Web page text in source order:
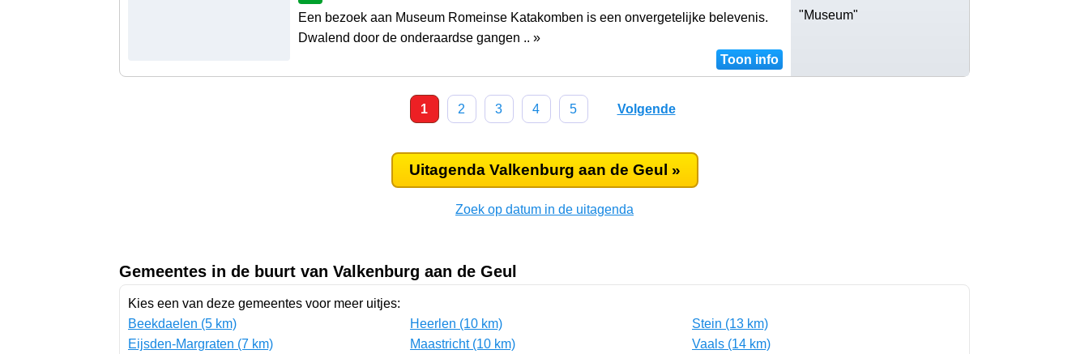
Een bezoek aan Museum Romeinse Katakomben is een onvergetelijke belevenis.
Dwalend door de onderaardse gangen .. »
Toon info
"Museum"
1 2 3 4 5 Volgende
Uitagenda Valkenburg aan de Geul »
Zoek op datum in de uitagenda
Gemeentes in de buurt van Valkenburg aan de Geul
Kies een van deze gemeentes voor meer uitjes:
Beekdaelen (5 km)
Eijsden-Margraten (7 km)
Heerlen (10 km)
Maastricht (10 km)
Stein (13 km)
Vaals (14 km)